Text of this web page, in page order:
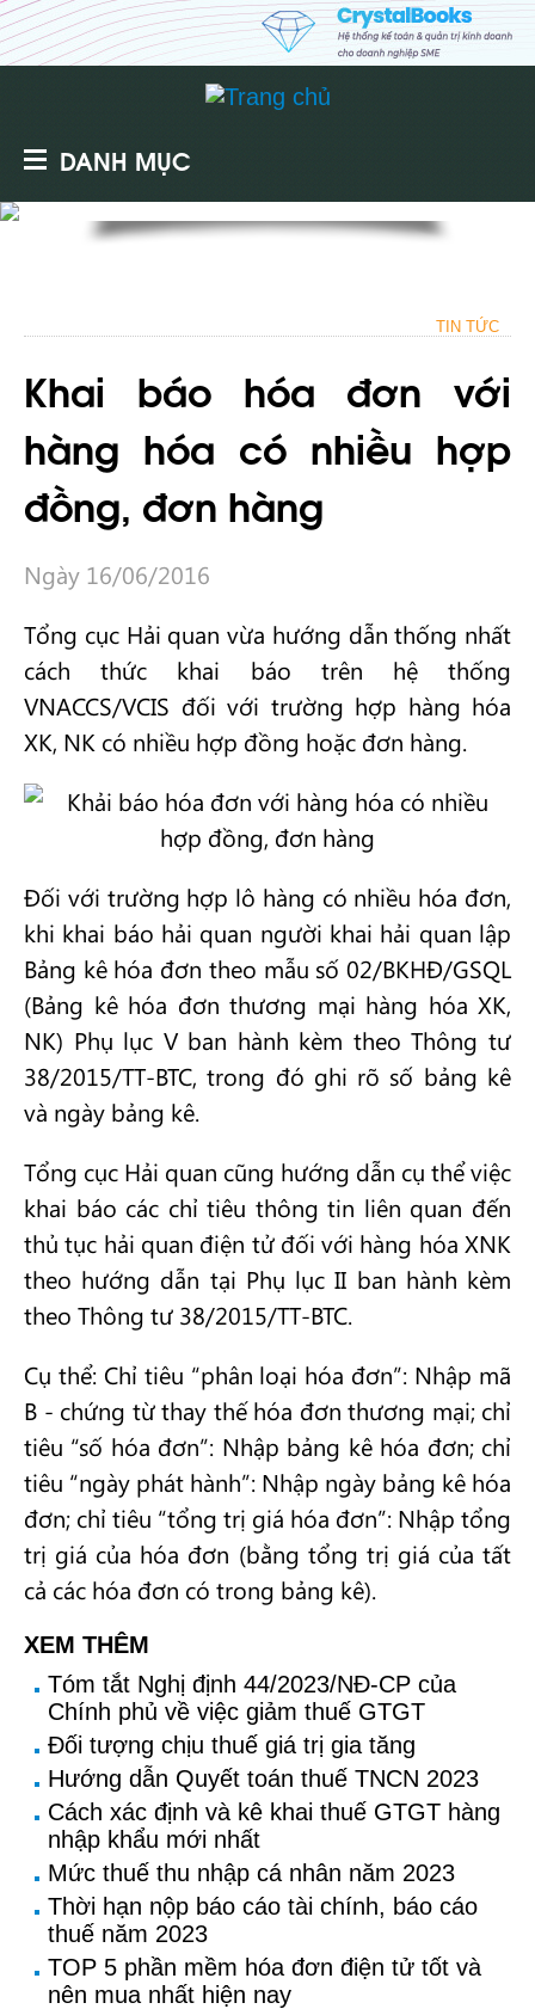
DANH MỤC
TIN TỨC
Khai báo hóa đơn với
hàng hóa có nhiều hợp
đồng, đơn hàng
Ngày 16/06/2016
Tổng cục Hải quan vừa hướng dẫn thống nhất
cách thức khai báo trên hệ thống
VNACCS/VCIS đối với trường hợp hàng hóa
XK, NK có nhiều hợp đồng hoặc đơn hàng.
Đối với trường hợp lô hàng có nhiều hóa đơn,
khi khai báo hải quan người khai hải quan lập
Bảng kê hóa đơn theo mẫu số 02/BKHĐ/GSQL
(Bảng kê hóa đơn thương mại hàng hóa XK,
NK) Phụ lục V ban hành kèm theo Thông tư
38/2015/TT-BTC, trong đó ghi rõ số bảng kê
và ngày bảng kê.
Tổng cục Hải quan cũng hướng dẫn cụ thể việc
khai báo các chỉ tiêu thông tin liên quan đến
thủ tục hải quan điện tử đối với hàng hóa XNK
theo hướng dẫn tại Phụ lục II ban hành kèm
theo Thông tư 38/2015/TT-BTC.
Cụ thể: Chỉ tiêu “phân loại hóa đơn”: Nhập mã
B - chứng từ thay thế hóa đơn thương mại; chỉ
tiêu “số hóa đơn”: Nhập bảng kê hóa đơn; chỉ
tiêu “ngày phát hành”: Nhập ngày bảng kê hóa
đơn; chỉ tiêu “tổng trị giá hóa đơn”: Nhập tổng
trị giá của hóa đơn (bằng tổng trị giá của tất
cả các hóa đơn có trong bảng kê).
XEM THÊM
Tóm tắt Nghị định 44/2023/NĐ-CP của
Chính phủ về việc giảm thuế GTGT
Đối tượng chịu thuế giá trị gia tăng
Hướng dẫn Quyết toán thuế TNCN 2023
Cách xác định và kê khai thuế GTGT hàng
nhập khẩu mới nhất
Mức thuế thu nhập cá nhân năm 2023
Thời hạn nộp báo cáo tài chính, báo cáo
thuế năm 2023
TOP 5 phần mềm hóa đơn điện tử tốt và
nên mua nhất hiện nay